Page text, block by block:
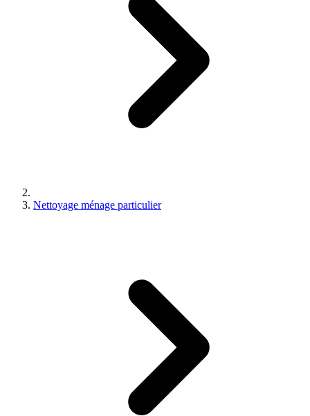
Nettoyage ménage particulier